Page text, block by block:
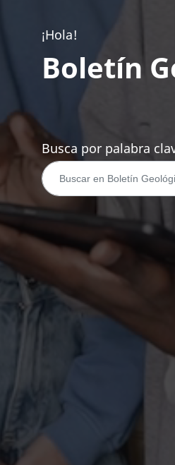
¡Hola!
Boletín
Busca por palabra